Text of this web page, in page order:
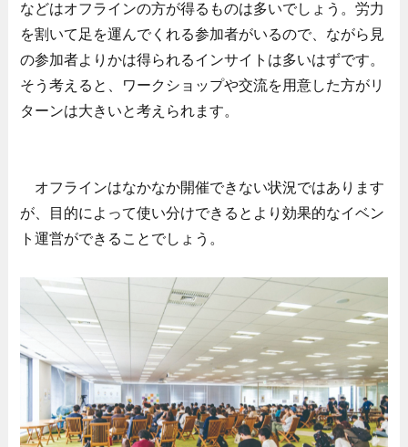
などはオフラインの方が得るものは多いでしょう。労力
を割いて足を運んでくれる参加者がいるので、ながら見
の参加者よりかは得られるインサイトは多いはずです。
そう考えると、ワークショップや交流を用意した方がリ
ターンは大きいと考えられます。
オフラインはなかなか開催できない状況ではあります
が、目的によって使い分けできるとより効果的なイベン
ト運営ができることでしょう。